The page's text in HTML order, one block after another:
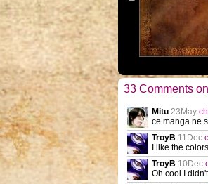
33 Comments
Mitu 23May
ce manga ne
TroyB 11Dec
I like the
TroyB 10Dec
Oh cool I